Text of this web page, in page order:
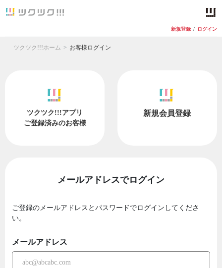
新規登録 / ログイン
ツクツク!!!ホーム お客様ログイン
ツクツク!!!アプリ
ご登録済みのお客様
新規会員登録
メールアドレスでログイン
ご登録のメールアドレスとパスワードでログインしてくださ
い。
メールアドレス